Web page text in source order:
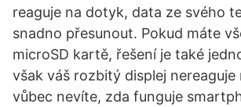
reaguje na dotyk, data ze svého
snadno přesunout. Pokud máte
microSD kartě, řešení je také
však váš rozbitý displej
vůbec nevíte, zda funguje